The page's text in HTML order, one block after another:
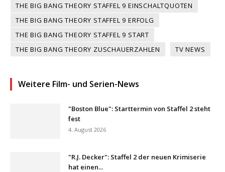
THE BIG BANG THEORY STAFFEL 9 EINSCHALTQUOTEN
THE BIG BANG THEORY STAFFEL 9 ERFOLG
THE BIG BANG THEORY STAFFEL 9 START
THE BIG BANG THEORY ZUSCHAUERZAHLEN
TV NEWS
Weitere Film- und Serien-News
"Boston Blue": Starttermin von Staffel 2 steht
fest
4. August 2026
"R.J. Decker": Staffel 2 der neuen Krimiserie
hat einen...